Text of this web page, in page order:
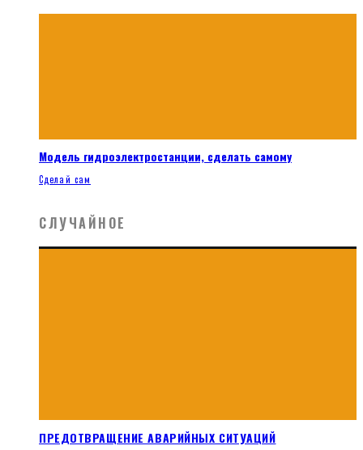
Модель гидроэлектростанции, сделать самому
Сделай сам
СЛУЧАЙНОЕ
ПРЕДОТВРАЩЕНИЕ АВАРИЙНЫХ СИТУАЦИЙ